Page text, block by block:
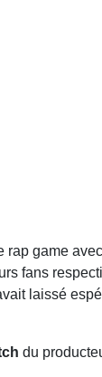
rap game
fans
laissé
du